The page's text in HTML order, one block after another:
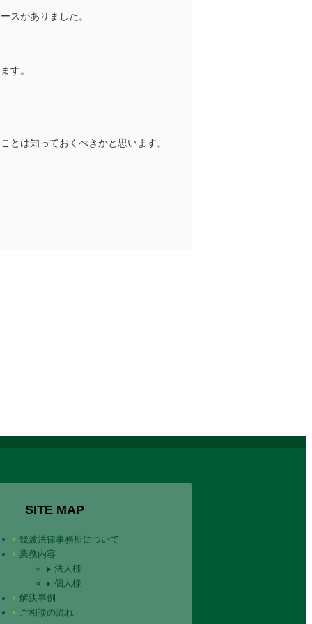
スがありました。
す。
とは知っておくべきかと思います。
SITE MAP
幾波法律事務所について
業務内容
法人様
個人様
解決事例
ご相談の流れ